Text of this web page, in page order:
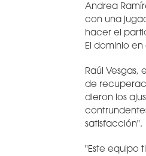
Andrea
con una
hacer el
El dominio
Raúl
de
dieron los
satisfacción".
"Este equipo